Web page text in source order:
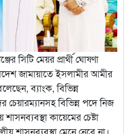
সিটি মেয়র প্রার্থী ঘোষণা
জামায়াতে ইসলামীর আমীর
ব্যাংক, বিভিন্ন
চেয়ারম্যানসহ বিভিন্ন পদে নিজ
কায়েমের চেষ্টা